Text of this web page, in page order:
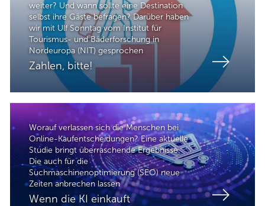
weiter? Und wann sollte eine Destination
selbst ihre Gäste befragen? Darüber haben
wir mit Ulf Sonntag vom Institut für
Tourismus- und Bäderforschung in
Nordeuropa (NIT) gesprochen
Zahlen, bitte!
Worauf verlassen sich die Menschen bei
Online-Kaufentscheidungen? Eine aktuelle
Studie bringt überraschende Ergebnisse.
Die auch für die
Suchmaschinenoptimierung (SEO) neue
Zeiten anbrechen lassen
Wenn die KI einkauft